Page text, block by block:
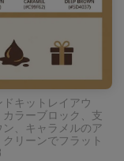
キットレイアウ
ラーブロック、支
、キャラメルのア
リーンでフラット